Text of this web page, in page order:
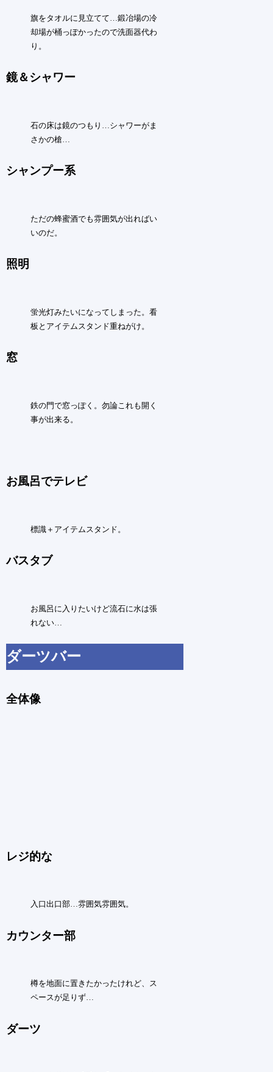
旗をタオルに見立てて…鍛冶場の冷
却場が桶っぽかったので洗面器代わ
り。
鏡＆シャワー
石の床は鏡のつもり…シャワーがま
さかの槍…
シャンプー系
ただの蜂蜜酒でも雰囲気が出ればい
いのだ。
照明
蛍光灯みたいになってしまった。看
板とアイテムスタンド重ねがけ。
窓
鉄の門で窓っぽく。勿論これも開く
事が出来る。
お風呂でテレビ
標識＋アイテムスタンド。
バスタブ
お風呂に入りたいけど流石に水は張
れない…
ダーツバー
全体像
レジ的な
入口出口部…雰囲気雰囲気。
カウンター部
樽を地面に置きたかったけれど、ス
ペースが足りず…
ダーツ